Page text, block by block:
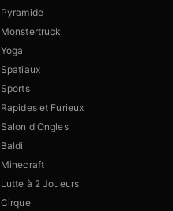
Pyramide
Monstertruck
Yoga
Spatiaux
Sports
Rapides et Furieux
Salon d'Ongles
Baldi
Minecraft
Lutte à 2 Joueurs
Cirque